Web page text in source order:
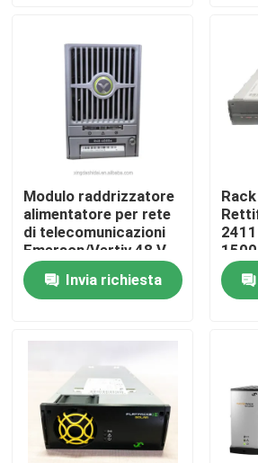
Video
Chi siamo
Fatory Tour
Controllo di qualità
Contattaci
Richiedere un preventivo
Gabinetto all'aperto delle
Governo dell'attrezzatura di
Modulo raddrizzatore
alimentatore per rete
di telecomunicazioni
Emerson/Vertiv 48 V
CC 4000 W R48-
4000e R48-4000
Invia richiesta